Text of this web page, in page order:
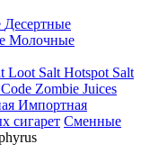
Десертные
Молочные
Loot Salt Hotspot Salt
Zombie Juices
Импортная
сигарет Сменные